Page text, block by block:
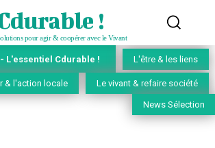
!
pour agir & coopérer avec le Vivant
L'essentiel Cdurable ! L'être & les liens
& l'action locale Le vivant & refaire société
News Sélection